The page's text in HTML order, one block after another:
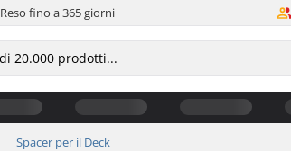
Reso fino a 365 giorni
Spacer per il Deck